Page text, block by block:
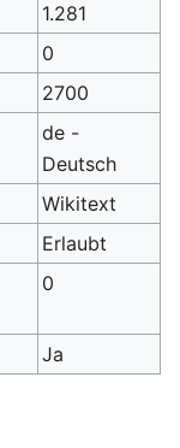
1.281
0
2700
de -
Deutsch
Wikitext
Erlaubt
0
Ja